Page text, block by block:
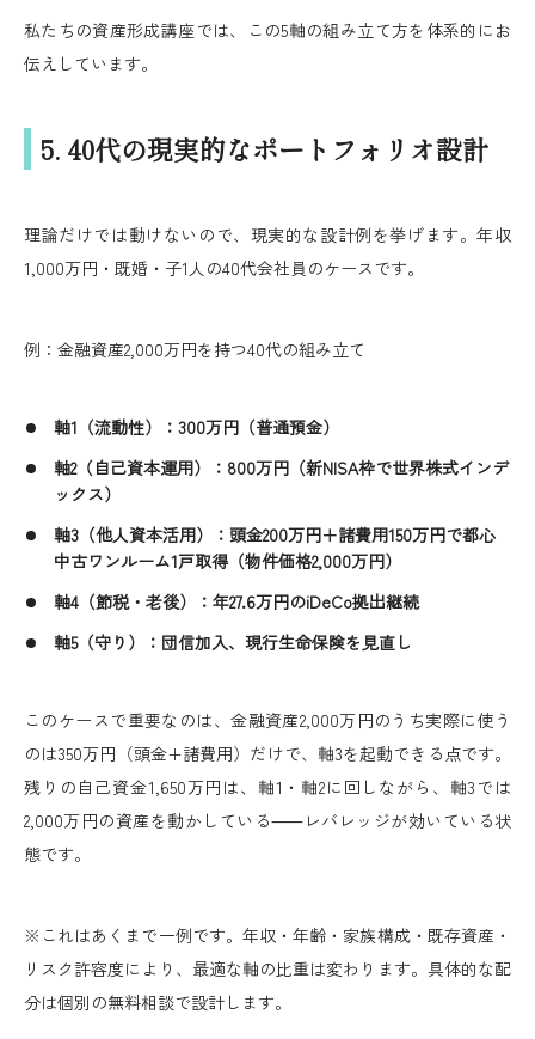
私たちの資産形成講座では、この5軸の組み立て方を体系的にお
伝えしています。
5. 40代の現実的なポートフォリオ設計
理論だけでは動けないので、現実的な設計例を挙げます。年収
1,000万円・既婚・子1人の40代会社員のケースです。
例：金融資産2,000万円を持つ40代の組み立て
軸1（流動性）：300万円（普通預金）
軸2（自己資本運用）：800万円（新NISA枠で世界株式インデ
ックス）
軸3（他人資本活用）：頭金200万円＋諸費用150万円で都心
中古ワンルーム1戸取得（物件価格2,000万円）
軸4（節税・老後）：年27.6万円のiDeCo拠出継続
軸5（守り）：団信加入、現行生命保険を見直し
このケースで重要なのは、金融資産2,000万円のうち実際に使う
のは350万円（頭金+諸費用）だけで、軸3を起動できる点です。
残りの自己資金1,650万円は、軸1・軸2に回しながら、軸3では
2,000万円の資産を動かしている⸺レバレッジが効いている状
態です。
※これはあくまで一例です。年収・年齢・家族構成・既存資産・
リスク許容度により、最適な軸の比重は変わります。 具体的な配
分は個別の無料相談で設計します。